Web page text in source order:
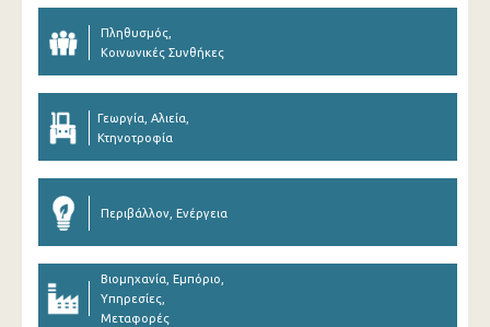
Πληθυσμός,
Κοινωνικές Συνθήκες
Γεωργία, Αλιεία,
Κτηνοτροφία
Περιβάλλον, Ενέργεια
Βιομηχανία, Εμπόριο,
Υπηρεσίες,
Μεταφορές